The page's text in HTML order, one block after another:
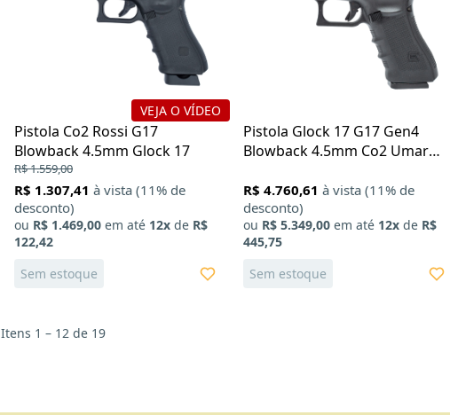
VEJA O VÍDEO
Pistola Co2 Rossi G17
Blowback 4.5mm Glock 17
R$ 1.559,00
R$ 1.307,41 à vista (11% de
desconto)
ou R$ 1.469,00 em até 12x de R$
122,42
Sem estoque
Pistola Glock 17 G17 Gen4
Blowback 4.5mm Co2 Umarex
R$ 4.760,61 à vista (11% de
desconto)
ou R$ 5.349,00 em até 12x de R$
445,75
Sem estoque
Itens 1 – 12 de 19